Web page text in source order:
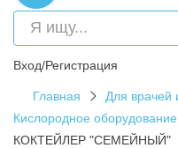
Вход/Регистрация
Главная
Для врачей
Кислородное оборудование
КОКТЕЙЛЕР "СЕМЕЙНЫЙ"